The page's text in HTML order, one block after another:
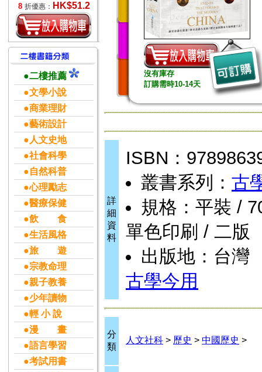
8 折優惠： HK$51.2
●二樓推薦
●文學小說
●商業理財
●藝術設計
●人文史地
●社會科學
●自然科普
●心理勵志
●醫療保健
●飲 食
●生活風格
●旅 遊
●宗教命理
●親子教養
●少年讀物
●輕 小 說
●漫 畫
●語言學習
●考試用書
沒有庫存
訂購需時10-14天
詳
細
資
料
ISBN：
叢書系列： 古
規格：平裝 /
單色印刷 / 二版
出版地：台灣
古學今用
分
類
人文社科 > 歷史 > 中國歷史 >